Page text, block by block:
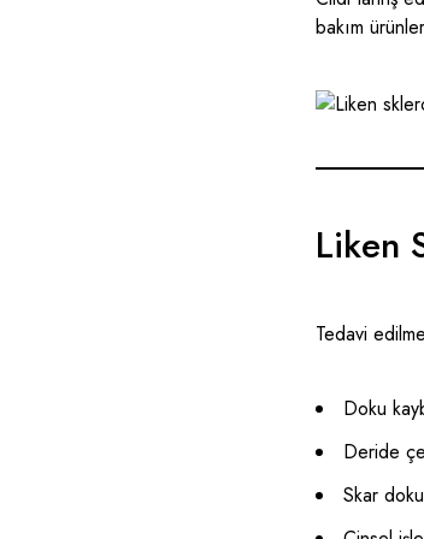
bakım
Liken
Tedavi
Doku
Deride
Skar